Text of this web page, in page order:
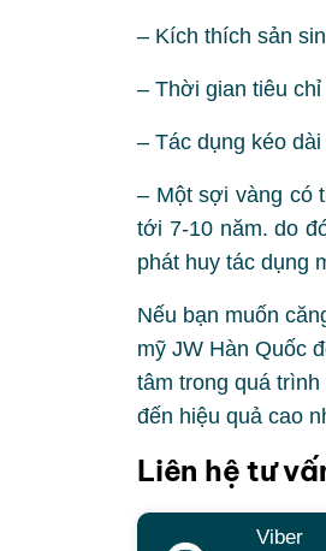
– Kích thích sản
– Thời gian tiêu
– Tác dụng kéo
– Một sợi vàng có
tới 7-10 năm. do
phát huy tác dụng
Nếu bạn muốn
mỹ JW Hàn Quốc
tâm trong quá
đến hiệu quả cao
Liên hệ tư
Viber